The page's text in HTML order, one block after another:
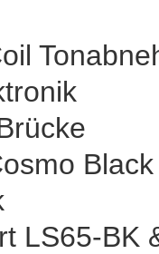
Black
LS65-BK